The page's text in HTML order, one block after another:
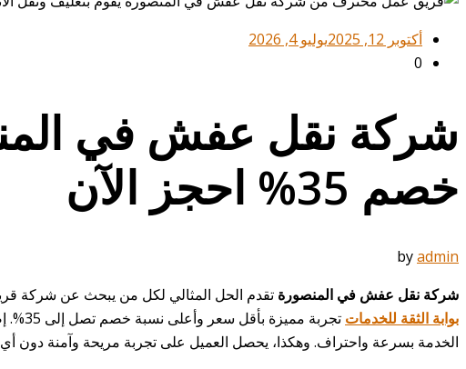
أكتوبر 12, 2025
يوليو 4, 2026
0
خصم 35% احجز الآن
byadmin
شركة نقل عفش في المنصورة تقدم الحل المثالي لكل من يبحث عن شركة
بوابة الثقة للخدمات
الخدمة بسرعة واحتراف. وهكذا، يحصل العميل على تجربة مريحة وآمنة دون أي